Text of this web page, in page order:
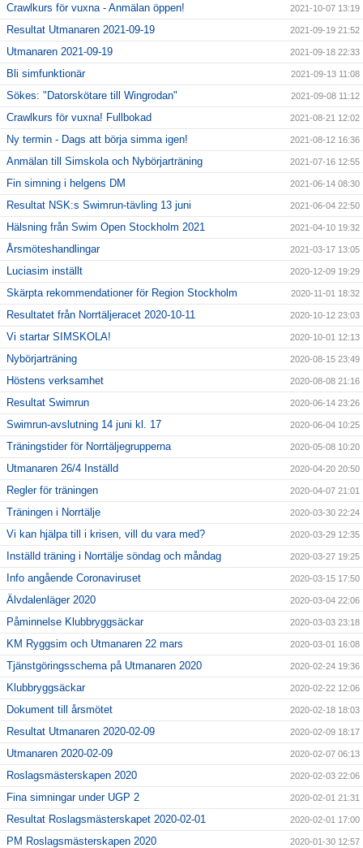
Crawlkurs för vuxna - Anmälan öppen! 2021-10-07 13:19
Resultat Utmanaren 2021-09-19 2021-09-19 21:52
Utmanaren 2021-09-19 2021-09-18 22:33
Bli simfunktionär 2021-09-13 11:08
Sökes: "Datorskötare till Wingrodan" 2021-09-08 11:12
Crawlkurs för vuxna! Fullbokad 2021-08-21 12:02
Ny termin - Dags att börja simma igen! 2021-08-12 16:36
Anmälan till Simskola och Nybörjarträning 2021-07-16 12:55
Fin simning i helgens DM 2021-06-14 08:30
Resultat NSK:s Swimrun-tävling 13 juni 2021-06-04 22:50
Hälsning från Swim Open Stockholm 2021 2021-04-10 19:32
Årsmöteshandlingar 2021-03-17 13:05
Luciasim inställt 2020-12-09 19:29
Skärpta rekommendationer för Region Stockholm 2020-11-01 18:32
Resultatet från Norrtäljeracet 2020-10-11 2020-10-12 23:03
Vi startar SIMSKOLA! 2020-10-01 12:13
Nybörjarträning 2020-08-15 23:49
Höstens verksamhet 2020-08-08 21:16
Resultat Swimrun 2020-06-14 23:26
Swimrun-avslutning 14 juni kl. 17 2020-06-04 10:25
Träningstider för Norrtäljegrupperna 2020-05-08 10:20
Utmanaren 26/4 Inställd 2020-04-20 20:50
Regler för träningen 2020-04-07 21:01
Träningen i Norrtälje 2020-03-30 22:24
Vi kan hjälpa till i krisen, vill du vara med? 2020-03-29 12:35
Inställd träning i Norrtälje söndag och måndag 2020-03-27 19:25
Info angående Coronaviruset 2020-03-15 17:50
Älvdalenläger 2020 2020-03-04 22:06
Påminnelse Klubbryggsäckar 2020-03-03 23:18
KM Ryggsim och Utmanaren 22 mars 2020-03-01 16:08
Tjänstgöringsschema på Utmanaren 2020 2020-02-24 19:36
Klubbryggsäckar 2020-02-22 12:06
Dokument till årsmötet 2020-02-18 18:03
Resultat Utmanaren 2020-02-09 2020-02-09 18:17
Utmanaren 2020-02-09 2020-02-07 06:13
Roslagsmästerskapen 2020 2020-02-03 22:06
Fina simningar under UGP 2 2020-02-01 21:31
Resultat Roslagsmästerskapet 2020-02-01 2020-02-01 17:00
PM Roslagsmästerskapen 2020 2020-01-30 12:57